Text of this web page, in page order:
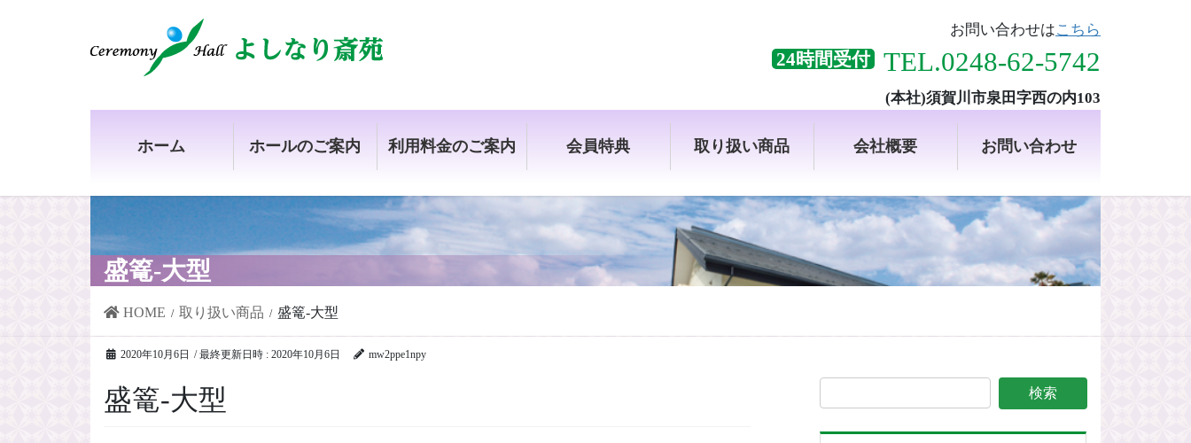
お問い合わせはこちら
24時間受付 TEL.0248-62-5742
(本社)須賀川市泉田字西の内103
ホーム ホールのご案内 利用料金のご案内 会員特典 取り扱い商品 会社概要 お問い合わせ
盛篭-大型
HOME 取り扱い商品 盛篭-大型
2020年10月6日 / 最終更新日時 : 2020年10月6日 mw2ppe1npy
盛篭-大型